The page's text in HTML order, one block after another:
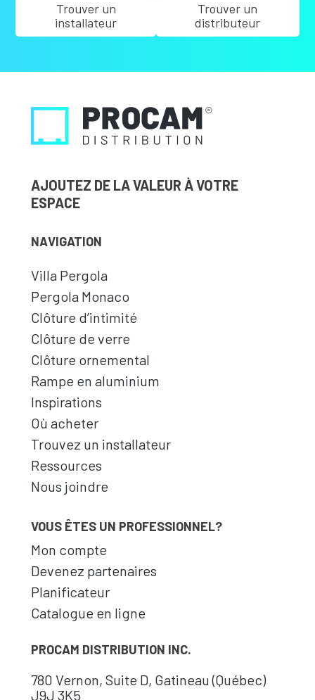
Trouver un
installateur
Trouver un
distributeur
AJOUTEZ DE LA VALEUR À VOTRE
ESPACE
NAVIGATION
Villa Pergola
Pergola Monaco
Clôture d’intimité
Clôture de verre
Clôture ornemental
Rampe en aluminium
Inspirations
Où acheter
Trouvez un installateur
Ressources
Nous joindre
VOUS ÊTES UN PROFESSIONNEL?
Mon compte
Devenez partenaires
Planificateur
Catalogue en ligne
PROCAM DISTRIBUTION INC.
780 Vernon, Suite D, Gatineau (Québec)
J9J 3K5